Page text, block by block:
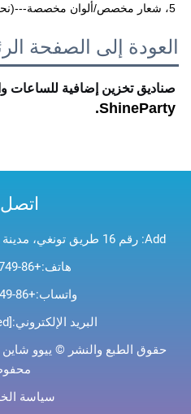
5، شعار مخصص/ألوان مخصصة---(نحقق طلبك حسب رغبتك)
العودة إلى الصفحة
صناديق تخزين إضافية للساعات
ShineParty.
اتصل
Add: رقم 16 طريق تونغي، مدينة ييوو، مقاطعة تشجيانغ، الصين
هاتف:+86-18779193749
واتساب:+86-18779193749
البريد الإلكتروني:[email protected]
حقوق الطبع والنشر © ييوو
سياسة